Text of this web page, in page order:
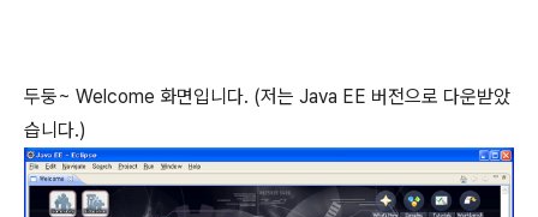
두둥~ Welcome 화면입니다. (저는 Java EE 버전으로 다운받았
습니다.)